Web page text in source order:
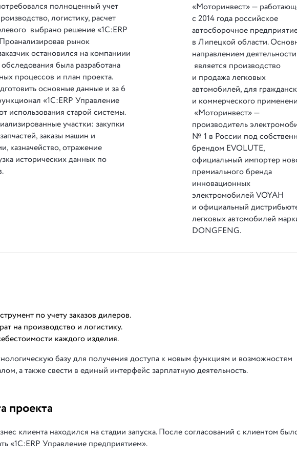
полноценный учет
логистику, расчет
выбрано решение «1С:ERP
рынок
остановился на компаниии
была разработана
процессов и план проекта.
основные данные и за 6
«1С:ERP Управление
использования старой системы.
участки: закупки
заказы машин и
казначейство, отражение
исторических данных по
«Моторинвест» —
с 2014 года российское
автосборочное
в Липецкой области.
направлением деятельности
является производство
и продажа легковых
автомобилей, для
и коммерческого
«Моторинвест» —
производитель
№ 1 в России под
брендом EVOLUTE,
официальный импортер
премиального бренда
инновационных
электромобилей VOYAH
и официальный
легковых автомобилей
DONGFENG.
по учету заказов дилеров.
на производство и логистику.
каждого изделия.
базу для получения доступа к новым функциям и возможностям
а также свести в единый интерфейс зарплатную деятельность.
проекта
клиента находился на стадии запуска. После согласований с клиентом
«1С:ERP Управление предприятием».